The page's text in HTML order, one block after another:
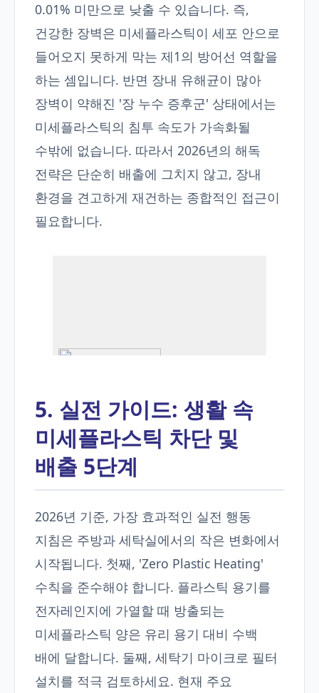
0.01% 미만으로 낮출 수 있습니다. 즉,
건강한 장벽은 미세플라스틱이 세포 안으로
들어오지 못하게 막는 제1의 방어선 역할을
하는 셈입니다. 반면 장내 유해균이 많아
장벽이 약해진 '장 누수 증후군' 상태에서는
미세플라스틱의 침투 속도가 가속화될
수밖에 없습니다. 따라서 2026년의 해독
전략은 단순히 배출에 그치지 않고, 장내
환경을 견고하게 재건하는 종합적인 접근이
필요합니다.
5. 실전 가이드: 생활 속
미세플라스틱 차단 및
배출 5단계
2026년 기준, 가장 효과적인 실전 행동
지침은 주방과 세탁실에서의 작은 변화에서
시작됩니다. 첫째, 'Zero Plastic Heating'
수칙을 준수해야 합니다. 플라스틱 용기를
전자레인지에 가열할 때 방출되는
미세플라스틱 양은 유리 용기 대비 수백
배에 달합니다. 둘째, 세탁기 마이크로 필터
설치를 적극 검토하세요. 현재 주요